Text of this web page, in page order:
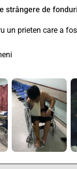
strângere de fonduri
un prieten care a